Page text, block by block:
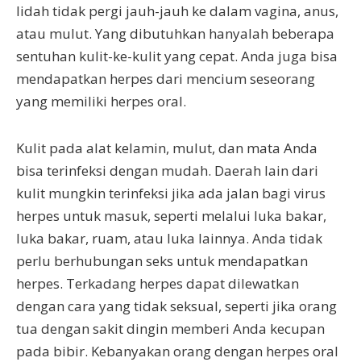
lidah tidak pergi jauh-jauh ke dalam vagina, anus,
atau mulut. Yang dibutuhkan hanyalah beberapa
sentuhan kulit-ke-kulit yang cepat. Anda juga bisa
mendapatkan herpes dari mencium seseorang
yang memiliki herpes oral.
Kulit pada alat kelamin, mulut, dan mata Anda
bisa terinfeksi dengan mudah. Daerah lain dari
kulit mungkin terinfeksi jika ada jalan bagi virus
herpes untuk masuk, seperti melalui luka bakar,
luka bakar, ruam, atau luka lainnya. Anda tidak
perlu berhubungan seks untuk mendapatkan
herpes. Terkadang herpes dapat dilewatkan
dengan cara yang tidak seksual, seperti jika orang
tua dengan sakit dingin memberi Anda kecupan
pada bibir. Kebanyakan orang dengan herpes oral